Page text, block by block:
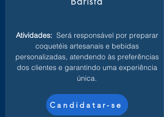
Atividades: Será responsável por preparar
coquetéis artesanais e bebidas
personalizadas, atendendo às preferências
dos clientes e garantindo uma experiência
única.
Candidatar-se